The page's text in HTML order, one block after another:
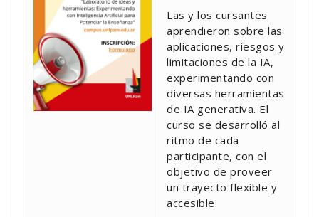
Las y los cursantes
aprendieron sobre las
aplicaciones, riesgos y
limitaciones de la IA,
experimentando con
diversas herramientas
de IA generativa. El
curso se desarrolló al
ritmo de cada
participante, con el
objetivo de proveer
un trayecto flexible y
accesible.